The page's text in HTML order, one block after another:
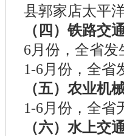
县郭家店太平
（四）铁路交
6月份，全省发
1-6月份，全省
（五）农业机
1-6月份，全省
（六）水上交